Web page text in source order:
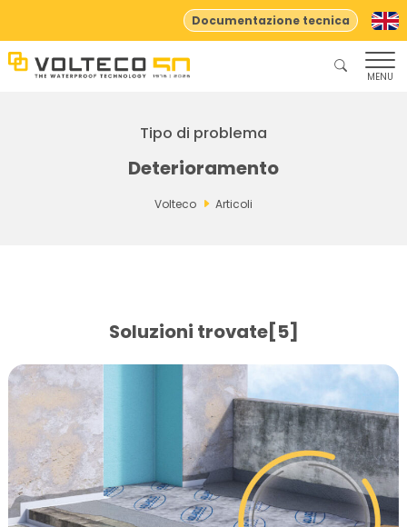
Documentazione tecnica
MENU
Tipo di problema
Deterioramento
Volteco Articoli
Soluzioni trovate[5]